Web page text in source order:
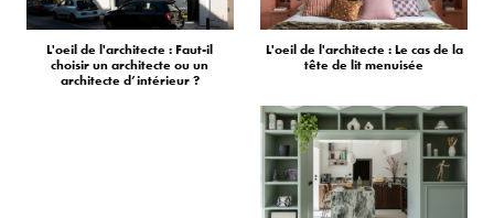
L'oeil de l'architecte : Faut-il
choisir un architecte ou un
architecte d’intérieur ?
L'oeil de l'architecte : Le cas de la
tête de lit menuisée